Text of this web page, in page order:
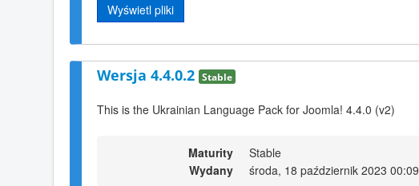
Wyświetl pliki
Wersja 4.4.0.2 Stable
This is the Ukrainian Language Pack for Joomla! 4.4.0 (v2)
Maturity
Stable
Wydany
środa, 18 październik 2023 00:09